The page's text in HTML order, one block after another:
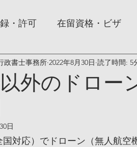
・許可 在留資格・ビザ
短期滞在
外のドロー
政書士事務所 2022年8月30日 読了時間: 5
日
対応）でドローン（無人航